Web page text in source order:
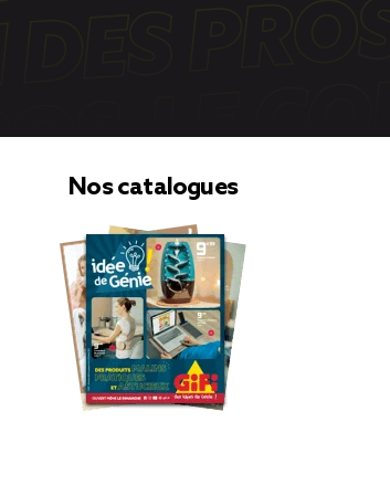
Nos catalogues